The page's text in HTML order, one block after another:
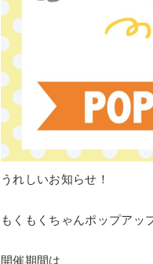
うれしいお知らせ！
もくもくちゃんポップアッ
開催期間は